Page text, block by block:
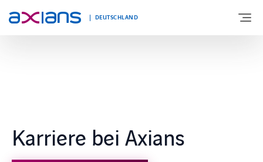
DEUTSCHLAND
Karriere bei Axians